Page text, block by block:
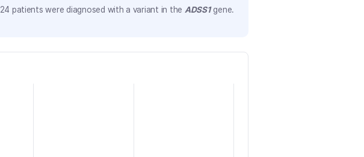
24 patients were diagnosed with a variant in the ADSS1gene.